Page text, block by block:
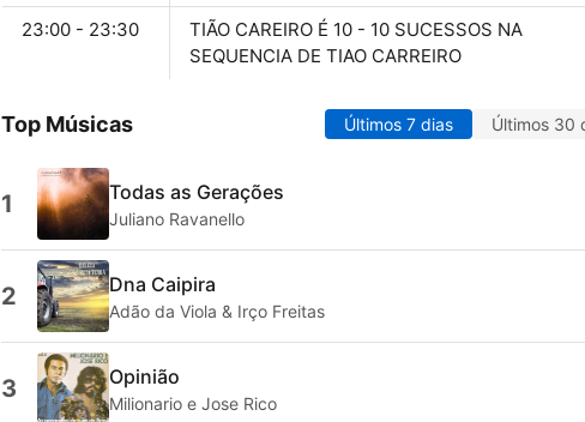
23:00 - 23:30
TIÃO CAREIRO É 10 - 10 SUCESSOS NA
SEQUENCIA DE TIAO CARREIRO
Top Músicas Últimos 7 dias Últimos 30
1 Todas as Gerações
Juliano Ravanello
2 Dna Caipira
Adão da Viola & Irço Freitas
3 Opinião
Milionario e Jose Rico